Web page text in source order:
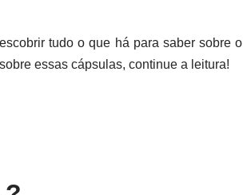
tudo o que há para saber sobre o
essas cápsulas, continue a leitura!